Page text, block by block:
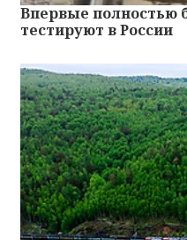
Впервые полностью
тестируют в России